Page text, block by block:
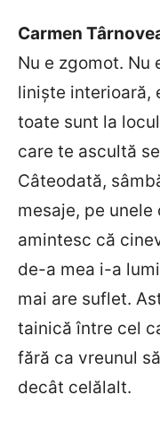
Carmen T
Nu e zgomot. Nu
linişte interioară,
toate sunt la
care te ascultă
Câteodată,
mesaje, pe
amintesc că
de-a mea i-a
mai are suflet.
tainică între cel
fără ca vreunul
decât celălalt.